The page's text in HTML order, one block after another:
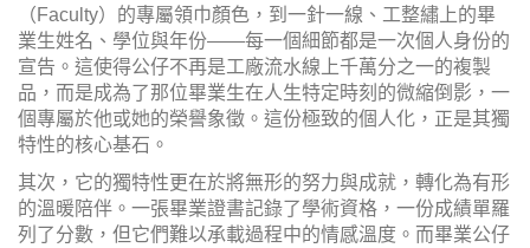
（Faculty）的專屬領巾顏色，到一針一線、工整繡上的畢
業生姓名、學位與年份——每一個細節都是一次個人身份的
宣告。這使得公仔不再是工廠流水線上千萬分之一的複製
品，而是成為了那位畢業生在人生特定時刻的微縮倒影，一
個專屬於他或她的榮譽象徵。這份極致的個人化，正是其獨
特性的核心基石。
其次，它的獨特性更在於將無形的努力與成就，轉化為有形
的溫暖陪伴。一張畢業證書記錄了學術資格，一份成績單羅
列了分數，但它們難以承載過程中的情感溫度。而畢業公仔